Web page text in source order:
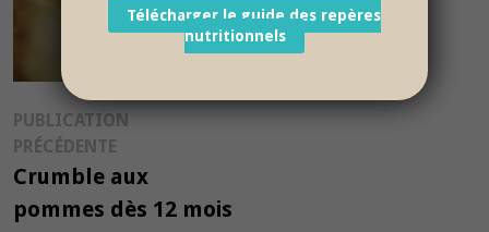
Navigation
de
l’article
PUBLICATION
PRÉCÉDENTE
précédente :
Crumble aux
pommes dès 12 mois
Télécharger le guide des repères
nutritionnels